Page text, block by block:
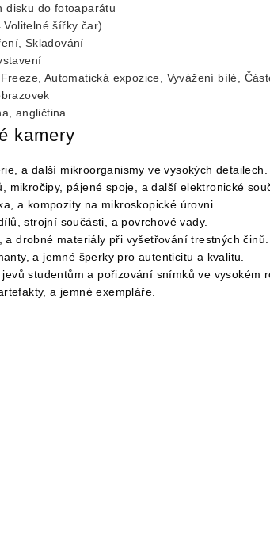
disku do fotoaparátu
šířky čar)
Skladování
Automatická expozice, Vyvážení bílé,
angličtina
kamery
a další mikroorganismy ve vysokých detailech.
mikročipy, pájené spoje, a další elektronické
a kompozity na mikroskopické úrovni.
strojní součásti, a povrchové vady.
drobné materiály při vyšetřování trestných činů.
a jemné šperky pro autenticitu a kvalitu.
studentům a pořizování snímků ve vysokém
a jemné exempláře.